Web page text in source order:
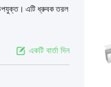
উপযুক্ত। এটি ধ্রুবক তরল
একটি বার্তা দিন